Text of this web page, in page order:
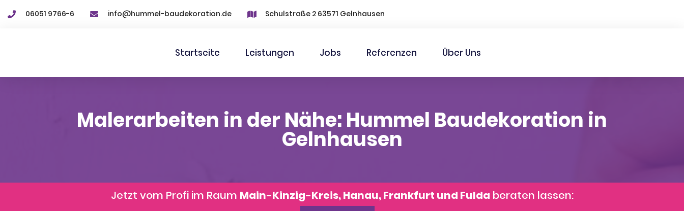
06051 9766-6 info@hummel-baudekoration.de Schulstraße 2 63571 Gelnhausen
Startseite Leistungen Jobs Referenzen Über Uns
Malerarbeiten in der Nähe: Hummel Baudekoration in
Gelnhausen
Jetzt vom Profi im Raum Main-Kinzig-Kreis, Hanau, Frankfurt und Fulda beraten lassen: